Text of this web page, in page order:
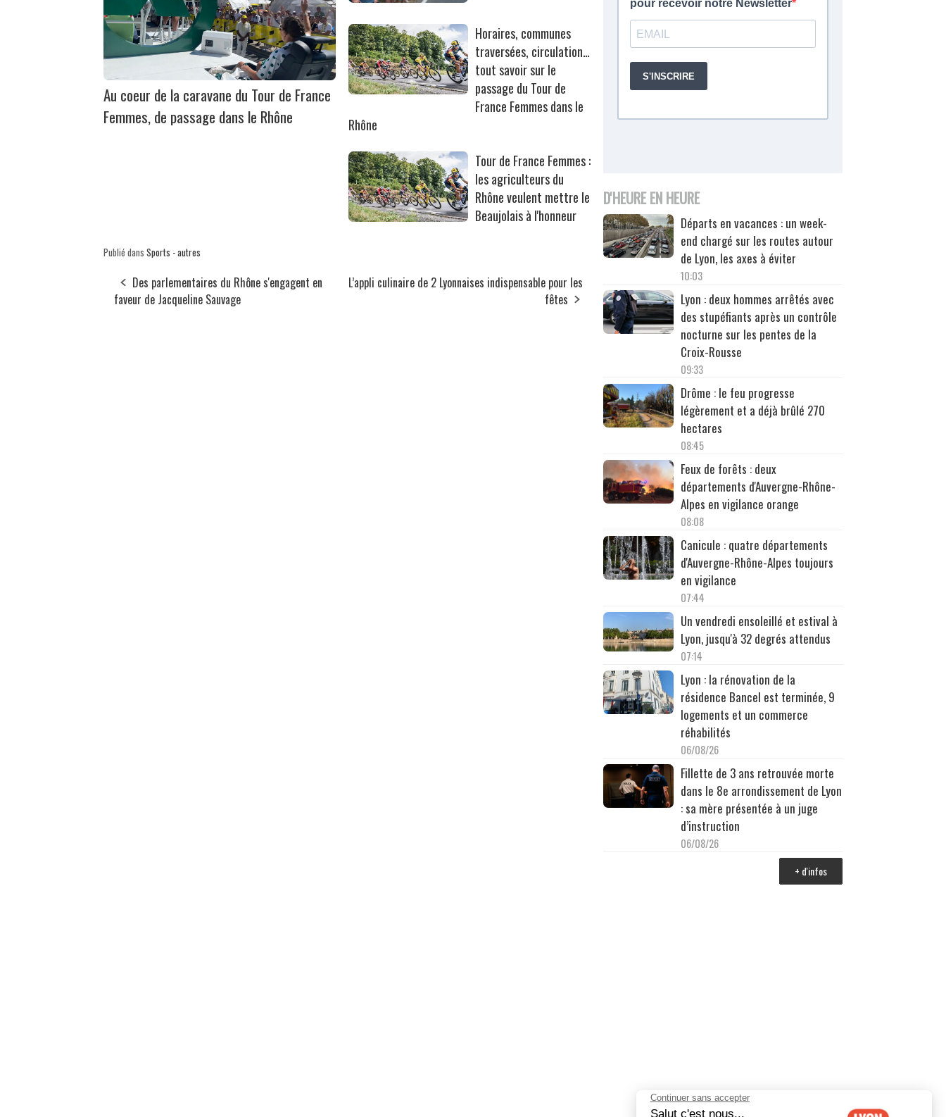
Au coeur de la caravane du Tour de France
Femmes, de passage dans le Rhône
Horaires, communes
traversées, circulation…
tout savoir sur le
passage du Tour de
France Femmes dans le
Rhône
Tour de France Femmes :
les agriculteurs du
Rhône veulent mettre le
Beaujolais à l'honneur
Publié dans Sports - autres
Des parlementaires du Rhône s'engagent en
faveur de Jacqueline Sauvage
L’appli culinaire de 2 Lyonnaises indispensable pour les
fêtes
D'HEURE EN HEURE
Départs en vacances : un week-
end chargé sur les routes autour
de Lyon, les axes à éviter
10:03
Lyon : deux hommes arrêtés avec
des stupéfiants après un contrôle
nocturne sur les pentes de la
Croix-Rousse
09:33
Drôme : le feu progresse
légèrement et a déjà brûlé 270
hectares
08:45
Feux de forêts : deux
départements d'Auvergne-Rhône-
Alpes en vigilance orange
08:08
Canicule : quatre départements
d'Auvergne-Rhône-Alpes toujours
en vigilance
07:44
Un vendredi ensoleillé et estival à
Lyon, jusqu'à 32 degrés attendus
07:14
Lyon : la rénovation de la
résidence Bancel est terminée, 9
logements et un commerce
réhabilités
06/08/26
Fillette de 3 ans retrouvée morte
dans le 8e arrondissement de Lyon
: sa mère présentée à un juge
d’instruction
06/08/26
+ d'infos